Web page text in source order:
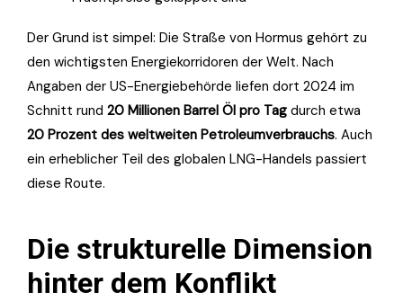
Der Grund ist simpel: Die Straße von Hormus gehört zu
den wichtigsten Energiekorridoren der Welt. Nach
Angaben der US-Energiebehörde liefen dort 2024 im
Schnitt rund 20 Millionen Barrel Öl pro Tag durch etwa
20 Prozent des weltweiten Petroleumverbrauchs. Auch
ein erheblicher Teil des globalen LNG-Handels passiert
diese Route.
Die strukturelle Dimension
hinter dem Konflikt